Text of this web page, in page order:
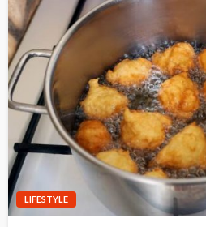
LIFESTYLE